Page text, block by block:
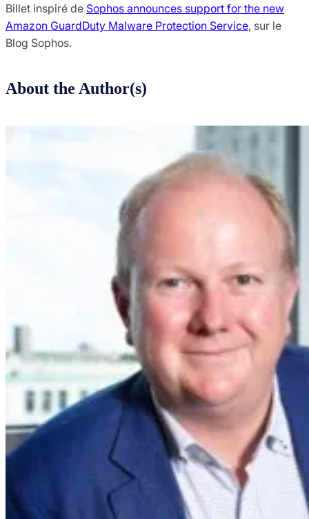
Billet inspiré de Sophos announces support for the new
Amazon GuardDuty Malware Protection Service, sur le
Blog Sophos.
About the Author(s)